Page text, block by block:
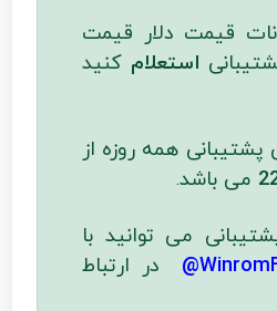
قیمت دلار قیمت
استعلام کنید
همه روزه از
می باشد.
می توانید با
در ارتباط